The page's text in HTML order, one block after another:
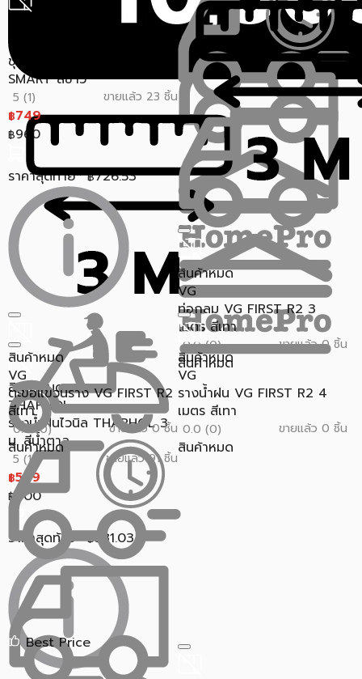
สินค้าหมด
THAPHOL
รางน้ำฝนไวนิล THAPHOL 3
ม. สีน้ำตาล
5 (1) ขายแล้ว 91 ชิ้น
฿599
฿ 800
ราคาสุดท้าย* ฿581.03
SCG
ชุดระบายน้ำระเบียงไวนิล SCG
SMART สีขาว
5 (1) ขายแล้ว 23 ชิ้น
฿749
฿960
ราคาสุดท้าย* ฿726.53
สินค้าหมด
VG
ท่อกลม VG FIRST R2 3
เมตร สีเทา
0.0 (0) ขายแล้ว 0 ชิ้น
สินค้าหมด
สินค้าหมด
VG
ตะขอแขวนราง VG FIRST R2
สีเทา
0.0 (0) ขายแล้ว 0 ชิ้น
สินค้าหมด
สินค้าหมด
VG
รางน้ำฝน VG FIRST R2 4
เมตร สีเทา
0.0 (0) ขายแล้ว 0 ชิ้น
สินค้าหมด
Best Price